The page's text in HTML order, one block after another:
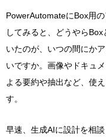
PowerAutomateにBox用
してみると、どうやら
いたのが、いつの間にか
いですか。画像やドキュ
よる要約や抽出など、使
す。
早速、生成AIに設計を相